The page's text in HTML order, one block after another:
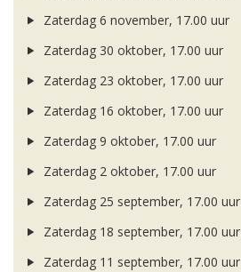
Zaterdag 6 november, 17.00 uur
Zaterdag 30 oktober, 17.00 uur
Zaterdag 23 oktober, 17.00 uur
Zaterdag 16 oktober, 17.00 uur
Zaterdag 9 oktober, 17.00 uur
Zaterdag 2 oktober, 17.00 uur
Zaterdag 25 september, 17.00 uur
Zaterdag 18 september, 17.00 uur
Zaterdag 11 september, 17.00 uur